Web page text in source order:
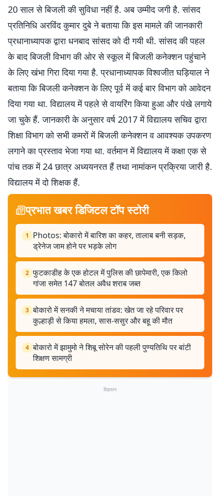
20 साल से बिजली की सुविधा नहीं है. अब उम्मीद जगी है. सांसद
प्रतिनिधि अरविंद कुमार दुबे ने बताया कि इस मामले की जानकारी
प्रधानाध्यापक द्वारा धनबाद सांसद को दी गयी थी. सांसद की पहल
के बाद बिजली विभाग की ओर से स्कूल में बिजली कनेक्शन पहुंचाने
के लिए खंभा गिरा दिया गया है. प्रधानाध्यापक विश्वजीत घड़ियाल ने
बताया कि बिजली कनेक्शन के लिए पूर्व में कई बार विभाग को आवेदन
दिया गया था. विद्यालय में पहले से वायरिंग किया हुआ और पंखे लगाये
जा चुके हैं. जानकारी के अनुसार वर्ष 2017 में विद्यालय सचिव द्वारा
शिक्षा विभाग को सभी कमरों में बिजली कनेक्शन व आवश्यक उपकरण
लगाने का प्रस्ताव भेजा गया था. वर्तमान में विद्यालय में कक्षा एक से
पांच तक में 24 छात्र अध्ययनरत हैं तथा नामांकन प्रक्रिया जारी है.
विद्यालय में दो शिक्षक हैं.
प्रभात खबर डिजिटल टॉप स्टोरी
1
Photos: बोकारो में बारिश का कहर, तालाब बनी सड़क,
ड्रेनेज जाम होने पर भड़के लोग
2 फुटकाडीह के एक होटल में पुलिस की छापेमारी, एक किलो
गांजा समेत 147 बोतल अवैध शराब जब्त
3 बोकारो में सनकी ने मचाया तांडव: खेत जा रहे परिवार पर
कुल्हाड़ी से किया हमला, सास-ससुर और बहू की मौत
4 बोकारो में झामुमो ने शिबू सोरेन की पहली पुण्यतिथि पर बांटी
शिक्षण सामग्री
विज्ञापन